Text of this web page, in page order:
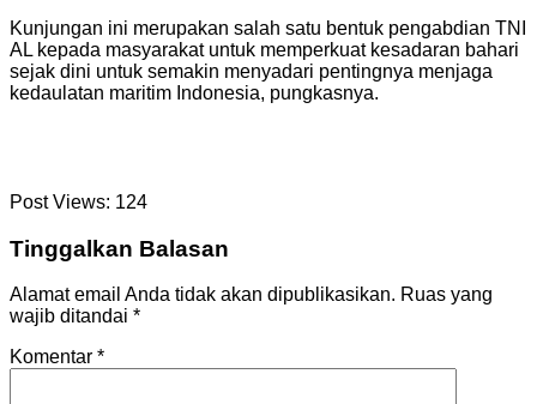
Kunjungan ini merupakan salah satu bentuk pengabdian TNI
AL kepada masyarakat untuk memperkuat kesadaran bahari
sejak dini untuk semakin menyadari pentingnya menjaga
kedaulatan maritim Indonesia, pungkasnya.
Post Views: 124
Tinggalkan Balasan
Alamat email Anda tidak akan dipublikasikan. Ruas yang
wajib ditandai *
Komentar *